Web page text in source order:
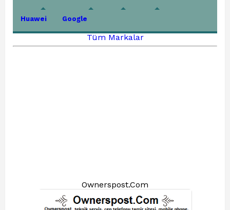
Huawei Google
Tüm Markalar
Ownerspost.Com